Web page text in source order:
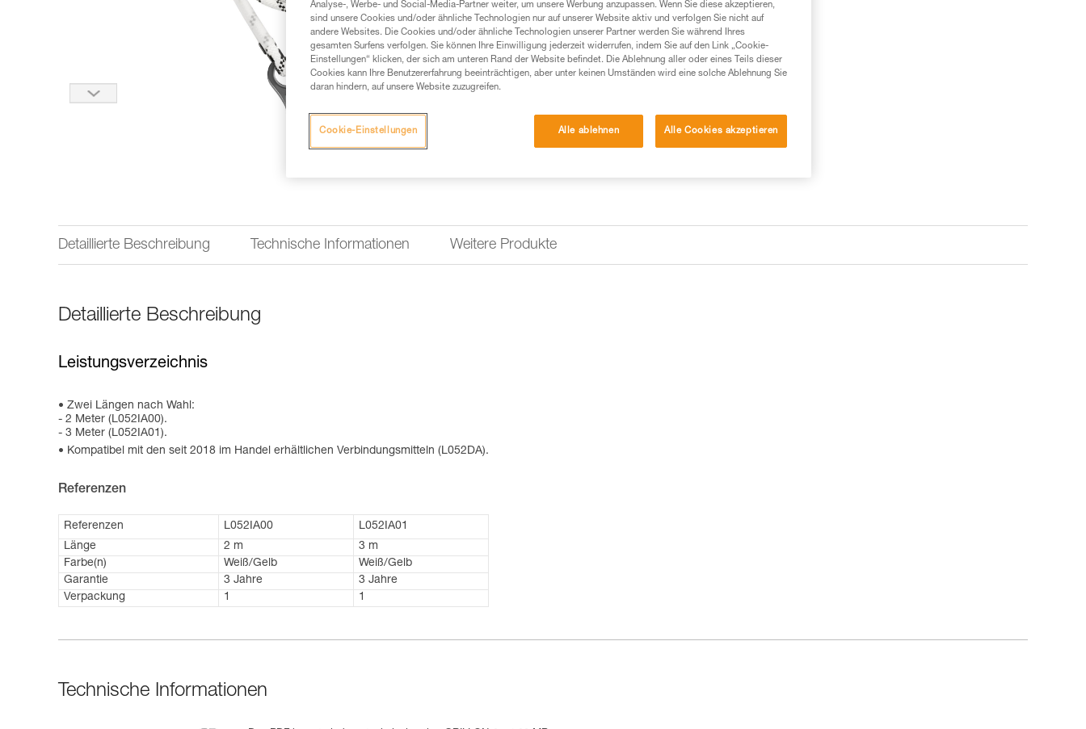
Detaillierte Beschreibung Technische Informationen Weitere Produkte
Detaillierte Beschreibung
Leistungsverzeichnis
Zwei Längen nach Wahl:
- 2 Meter (L052IA00).
- 3 Meter (L052IA01).
Kompatibel mit den seit 2018 im Handel erhältlichen Verbindungsmitteln (L052DA).
Referenzen
Referenzen L052IA00
L052IA01
Länge
2 m
3 m
Farbe(n)
Weiß/Gelb
Weiß/Gelb
Garantie
3 Jahre
3 Jahre
Verpackung
1 1
Technische Informationen
Analyse-, Werbe- und Social-Media-Partner weiter, um unsere Werbung anzupassen. Wenn Sie diese akzeptieren,
sind unsere Cookies und/oder ähnliche Technologien nur auf unserer Website aktiv und verfolgen Sie nicht auf
andere Websites. Die Cookies und/oder ähnliche Technologien unserer Partner werden Sie während Ihres
gesamten Surfens verfolgen. Sie können Ihre Einwilligung jederzeit widerrufen, indem Sie auf den Link „Cookie-
Einstellungen“ klicken, der sich am unteren Rand der Website befindet. Die Ablehnung aller oder eines Teils dieser
Cookies kann Ihre Benutzererfahrung beeinträchtigen, aber unter keinen Umständen wird eine solche Ablehnung Sie
daran hindern, auf unsere Website zuzugreifen.
Alle ablehnen Alle Cookies akzeptieren
Cookie-Einstellungen